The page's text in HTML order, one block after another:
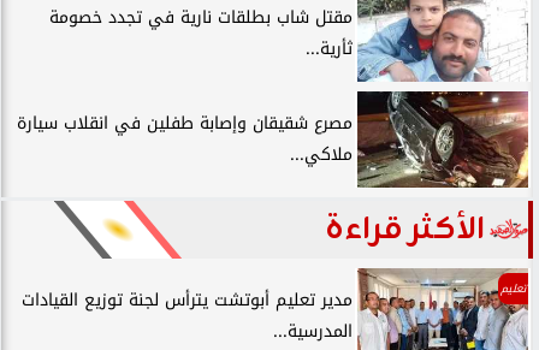
مقتل شاب بطلقات نارية في تجدد خصومة
ثأرية...
مصرع شقيقان وإصابة طفلين في انقلاب سيارة
ملاكي...
الأكثر قراءة
تعليم
مدير تعليم أبوتشت يترأس لجنة توزيع القيادات
المدرسية...